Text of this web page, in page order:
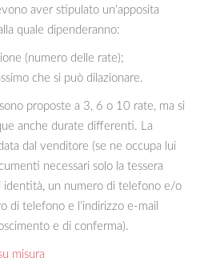
aver stipulato un’apposita
quale dipenderanno:
(numero delle rate);
che si può dilazionare.
proposte a 3, 6 o 10 rate, ma si
anche durate differenti. La
dal venditore (se ne occupa lui
necessari solo la tessera
identità, un numero di telefono e/o
di telefono e l’indirizzo e-mail
e di conferma).
misura